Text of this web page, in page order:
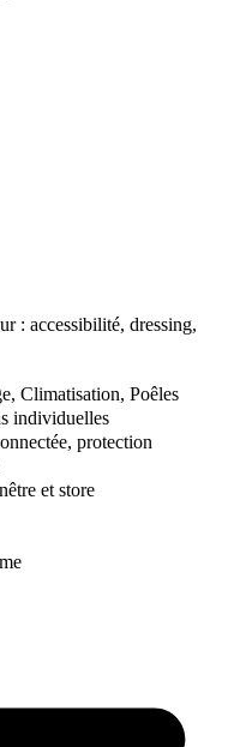
: accessibilité, dressing,
Climatisation, Poêles
individuelles
protection
et store